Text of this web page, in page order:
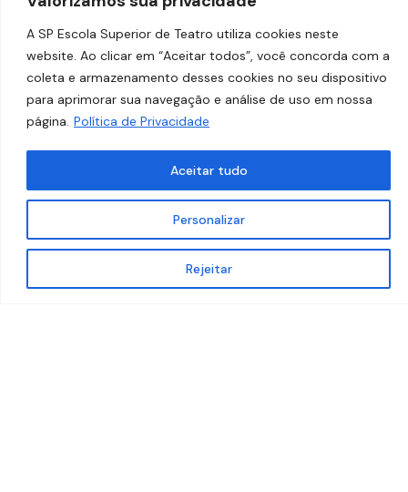
A SP Escola Superior de Teatro utiliza cookies neste
website. Ao clicar em “Aceitar todos”, você concorda com a
coleta e armazenamento desses cookies no seu dispositivo
para aprimorar sua navegação e análise de uso em nossa
página. Política de Privacidade
Personalizar
Rejeitar
Aceitar tudo
Desenvolvido porEstúdio Copacabana.